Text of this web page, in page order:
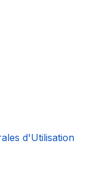
d'Utilisation